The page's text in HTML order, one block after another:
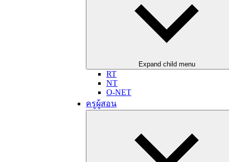
Expand child menu
RT
NT
O-NET
ครูผู้สอน